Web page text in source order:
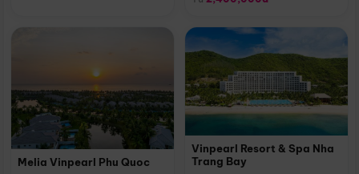
Melia Vinpearl Phu Quoc
Vinpearl Resort & Spa Nha
Trang Bay